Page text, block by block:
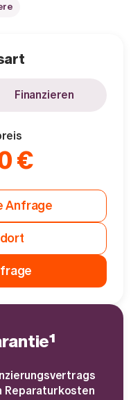
Finanzieren
€
Anfrage
Reparaturkosten